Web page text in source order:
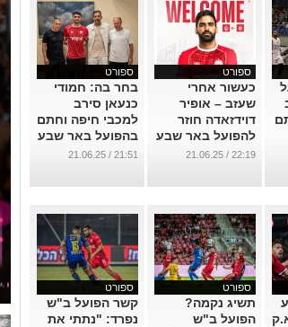
ספורט
כעשור אחרי
שעזב – אופיר
דוידזאדה חוזר
להפועל באר שבע
...
22:19 / 21.06.25
ספורט
בחר בה: חמודי
כנעאן סירב
למכבי חיפה וחתם
בהפועל באר שבע
...
21:51 / 21.06.25
ספורט
תשיג נקמה?
הפועל ב"ש
ספורט
קשר הפועל ב"ש
נפרד: "נתתי את